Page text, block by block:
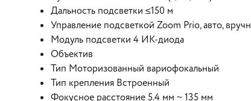
Дальность подсветки ≤150 м
Управление подсветкой Zoom Prio, авто,
Модуль подсветки 4 ИК-диода
Объектив
Тип Моторизованный вариофокальный
Тип крепления Встроенный
Фокусное расстояние 5.4 мм ~ 135 мм